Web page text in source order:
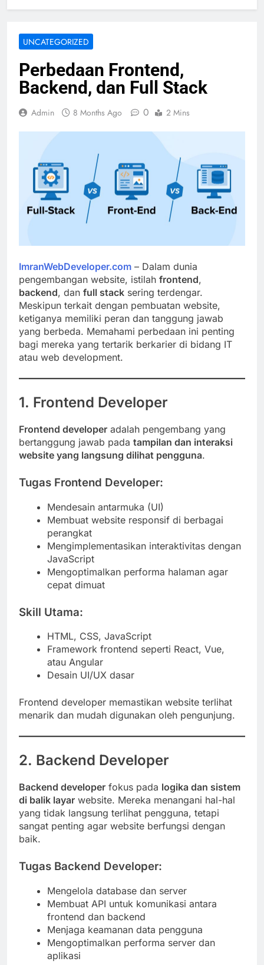
UNCATEGORIZED
Perbedaan Frontend,
Backend, dan Full Stack
Admin 8 Months Ago 0 2 Mins
ImranWebDeveloper.com – Dalam dunia
pengembangan website, istilah frontend,
backend, dan full stack sering terdengar.
Meskipun terkait dengan pembuatan website,
ketiganya memiliki peran dan tanggung jawab
yang berbeda. Memahami perbedaan ini penting
bagi mereka yang tertarik berkarier di bidang IT
atau web development.
1. Frontend Developer
Frontend developer adalah pengembang yang
bertanggung jawab pada tampilan dan interaksi
website yang langsung dilihat pengguna.
Tugas Frontend Developer:
Mendesain antarmuka (UI)
Membuat website responsif di berbagai
perangkat
Mengimplementasikan interaktivitas dengan
JavaScript
Mengoptimalkan performa halaman agar
cepat dimuat
Skill Utama:
HTML, CSS, JavaScript
Framework frontend seperti React, Vue,
atau Angular
Desain UI/UX dasar
Frontend developer memastikan website terlihat
menarik dan mudah digunakan oleh pengunjung.
2. Backend Developer
Backend developer fokus pada logika dan sistem
di balik layar website. Mereka menangani hal-hal
yang tidak langsung terlihat pengguna, tetapi
sangat penting agar website berfungsi dengan
baik.
Tugas Backend Developer:
Mengelola database dan server
Membuat API untuk komunikasi antara
frontend dan backend
Menjaga keamanan data pengguna
Mengoptimalkan performa server dan
aplikasi